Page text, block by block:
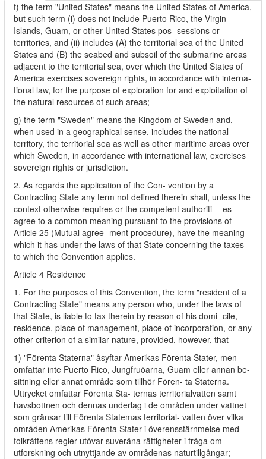
f) the term "United States" means the United States of America,
but such term (i) does not include Puerto Rico, the Virgin
Islands, Guam, or other United States pos- sessions or
territories, and (ii) includes (A) the territorial sea of the United
States and (B) the seabed and subsoil of the submarine areas
adjacent to the territorial sea, over which the United States of
America exercises sovereign rights, in accordance with interna-
tional law, for the purpose of exploration for and exploitation of
the natural resources of such areas;
g) the term "Sweden" means the Kingdom of Sweden and,
when used in a geographical sense, includes the national
territory, the territorial sea as well as other maritime areas over
which Sweden, in accordance with international law, exercises
sovereign rights or jurisdiction.
2. As regards the application of the Con- vention by a
Contracting State any term not defined therein shall, unless the
context otherwise requires or the competent authoriti— es
agree to a common meaning pursuant to the provisions of
Article 25 (Mutual agree- ment procedure), have the meaning
which it has under the laws of that State concerning the taxes
to which the Convention applies.
Article 4 Residence
1. For the purposes of this Convention, the term "resident of a
Contracting State" means any person who, under the laws of
that State, is liable to tax therein by reason of his domi- cile,
residence, place of management, place of incorporation, or any
other criterion of a similar nature, provided, however, that
1) "Förenta Staterna" åsyftar Amerikas Förenta Stater, men
omfattar inte Puerto Rico, Jungfruöarna, Guam eller annan be-
sittning eller annat område som tillhör Fören- ta Staterna.
Uttrycket omfattar Förenta Sta- ternas territorialvatten samt
havsbottnen och dennas underlag i de områden under vattnet
som gränsar till Förenta Statemas territorial- vatten över vilka
områden Amerikas Förenta Stater i överensstärnmelse med
folkrättens regler utövar suveräna rättigheter i fråga om
utforskning och utnyttjande av områdenas naturtillgångar;